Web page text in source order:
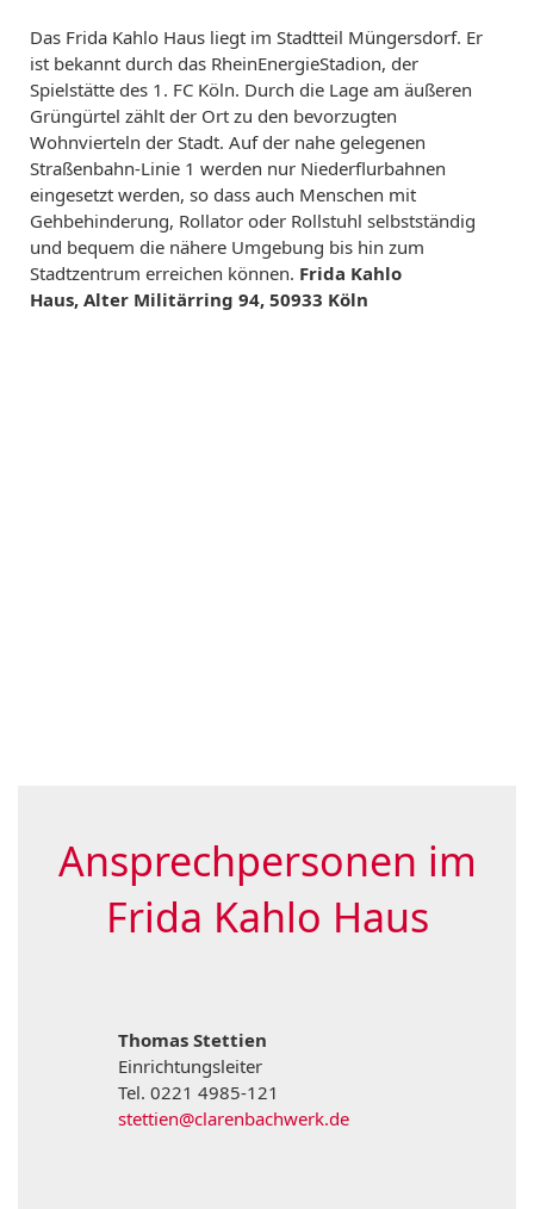
Das Frida Kahlo Haus liegt im Stadtteil Müngersdorf. Er
ist bekannt durch das RheinEnergieStadion, der
Spielstätte des 1. FC Köln. Durch die Lage am äußeren
Grüngürtel zählt der Ort zu den bevorzugten
Wohnvierteln der Stadt. Auf der nahe gelegenen
Straßenbahn-Linie 1 werden nur Niederflurbahnen
eingesetzt werden, so dass auch Menschen mit
Gehbehinderung, Rollator oder Rollstuhl selbstständig
und bequem die nähere Umgebung bis hin zum
Stadtzentrum erreichen können. Frida Kahlo
Haus, Alter Militärring 94, 50933 Köln
Ansprechpersonen im
Frida Kahlo Haus
Thomas Stettien
Einrichtungsleiter
Tel. 0221 4985-121
stettien@clarenbachwerk.de